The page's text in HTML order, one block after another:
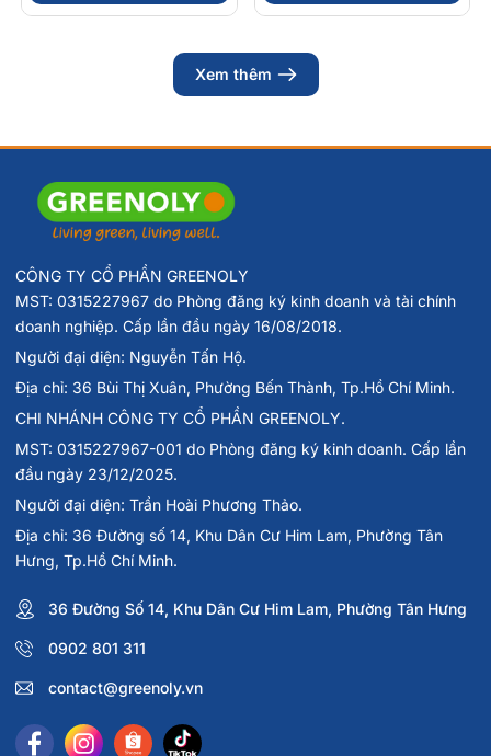
Xem thêm
CÔNG TY CỔ PHẦN GREENOLY
MST: 0315227967 do Phòng đăng ký kinh doanh và tài chính
doanh nghiệp. Cấp lần đầu ngày 16/08/2018.
Người đại diện: Nguyễn Tấn Hộ.
Địa chỉ: 36 Bùi Thị Xuân, Phường Bến Thành, Tp.Hồ Chí Minh.
CHI NHÁNH CÔNG TY CỔ PHẦN GREENOLY.
MST: 0315227967-001 do Phòng đăng ký kinh doanh. Cấp lần
đầu ngày 23/12/2025.
Người đại diện: Trần Hoài Phương Thảo.
Địa chỉ: 36 Đường số 14, Khu Dân Cư Him Lam, Phường Tân
Hưng, Tp.Hồ Chí Minh.
36 Đường Số 14, Khu Dân Cư Him Lam, Phường Tân Hưng
0902 801 311
contact@greenoly.vn